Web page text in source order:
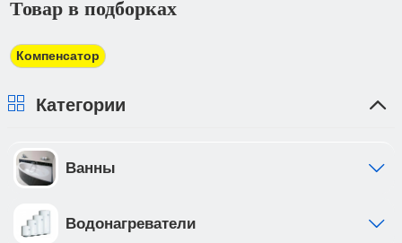
электронной почте для его оплаты в банке в
должны предоставить доверенность от фирмы-
плательщика.
Товар в подборках
Компенсатор
Категории
Ванны
Водонагреватели